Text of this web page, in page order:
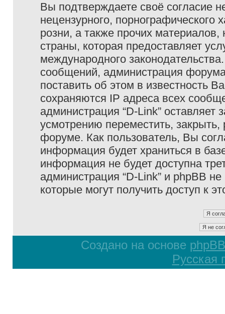
Вы подтверждаете своё согласие
нецензурного, порнографического
розни, а также прочих
страны, которая предоставляет
международного
сообщений, администрация
поставить об этом в известность
сохраняются IP адреса всех
администрация “D-Link”
усмотрению переместить,
форуме. Как пользователь, Вы
информация будет храниться в
информация не будет доступна
администрация “D-Link” и phpBB
которые могут получить доступ к
Создано на основе phpBB
Русская